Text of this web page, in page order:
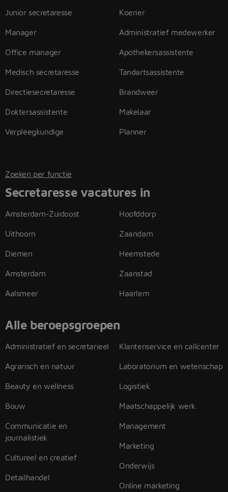
Junior secretaresse
Manager
Office manager
Medisch secretaresse
Directiesecretaresse
Doktersassistente
Verpleegkundige
Koerier
Administratief medewerker
Apothekersassistente
Tandartsassistente
Brandweer
Makelaar
Planner
Zoeken per functie
Secretaresse vacatures in
Amsterdam-Zuidoost
Uithoorn
Diemen
Amsterdam
Aalsmeer
Hoofddorp
Zaandam
Heemstede
Zaanstad
Haarlem
Alle beroepsgroepen
Administratief en secretarieel
Agrarisch en natuur
Beauty en wellness
Bouw
Communicatie en
journalistiek
Cultureel en creatief
Detailhandel
Klantenservice en callcenter
Laboratorium en wetenschap
Logistiek
Maatschappelijk werk
Management
Marketing
Onderwijs
Online marketing